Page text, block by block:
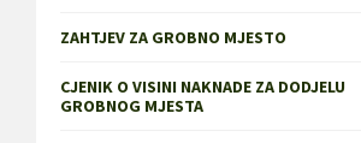
ZAHTJEV ZA GROBNO MJESTO
CJENIK O VISINI NAKNADE ZA DODJELU
GROBNOG MJESTA